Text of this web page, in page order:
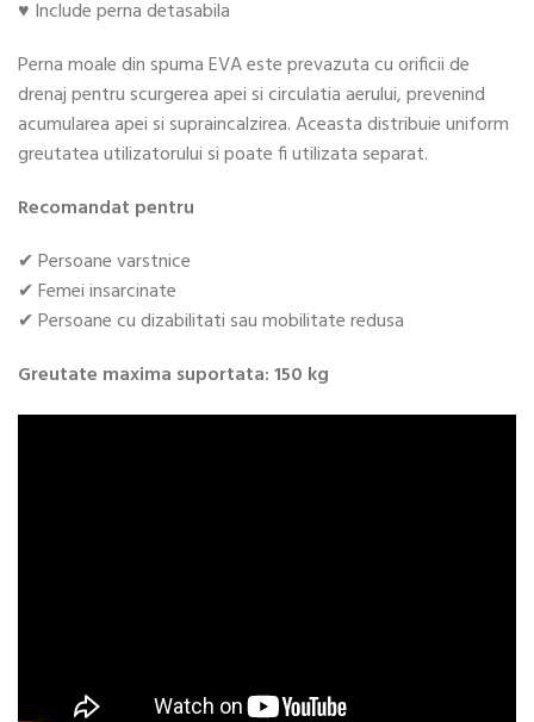
♥ Include perna detasabila
Perna moale din spuma EVA este prevazuta cu orificii de
drenaj pentru scurgerea apei si circulatia aerului, prevenind
acumularea apei si supraincalzirea. Aceasta distribuie uniform
greutatea utilizatorului si poate fi utilizata separat.
Recomandat pentru
✔ Persoane varstnice
✔ Femei insarcinate
✔ Persoane cu dizabilitati sau mobilitate redusa
Greutate maxima suportata: 150 kg